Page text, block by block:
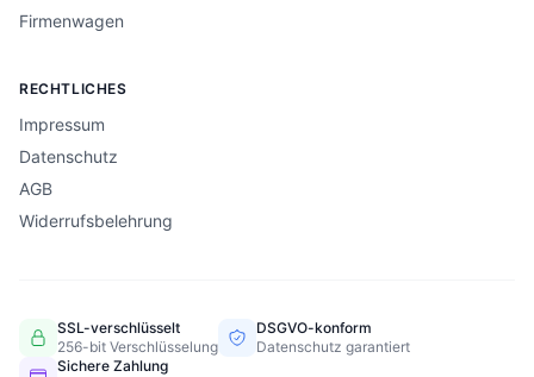
Firmenwagen
RECHTLICHES
Impressum
Datenschutz
AGB
Widerrufsbelehrung
SSL-verschlüsselt
256-bit Verschlüsselung
DSGVO-konform
Datenschutz garantiert
Sichere Zahlung